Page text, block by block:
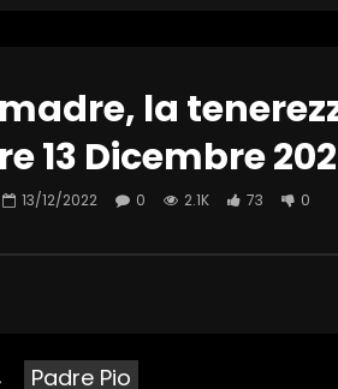
la
13 Dicembre
13/12/2022 0 2.1K 73 0
Padre Pio